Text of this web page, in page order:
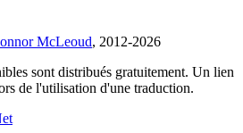
McLeoud, 2012-2026
sont distribués gratuitement. Un lien
de l'utilisation d'une traduction.